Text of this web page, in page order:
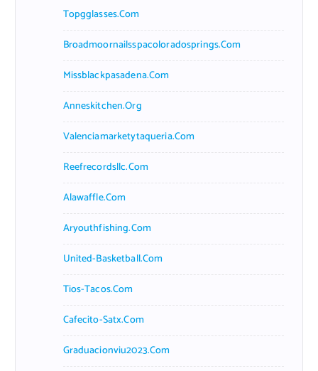
Topgglasses.com
Broadmoornailsspacoloradosprings.com
Missblackpasadena.com
Anneskitchen.org
Valenciamarketytaqueria.com
Reefrecordsllc.com
Alawaffle.com
Aryouthfishing.com
United-Basketball.com
Tios-Tacos.com
Cafecito-Satx.com
Graduacionviu2023.com